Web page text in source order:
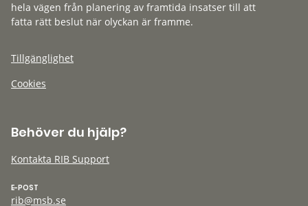
hela vägen från planering av framtida insatser till att
fatta rätt beslut när olyckan är framme.
Tillgänglighet
Cookies
Behöver du hjälp?
Kontakta RIB Support
E-POST
rib@msb.se